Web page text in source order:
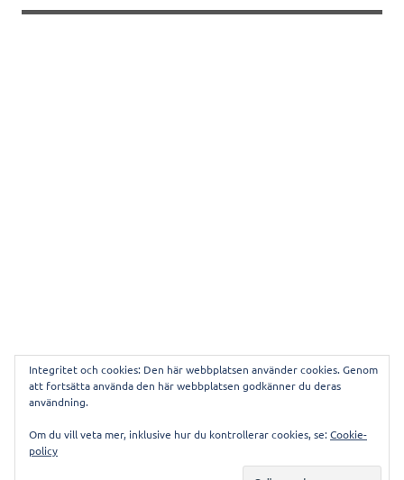
skräppost.Lär dig om hur din kommentarsdata
bearbetas
Integritet och cookies: Den här webbplatsen använder cookies. Genom
att fortsätta använda den här webbplatsen godkänner du deras
användning.
Om du vill veta mer, inklusive hur du kontrollerar cookies, se:Cookie-
policy